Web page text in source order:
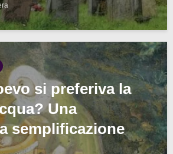
si preferiva la
Una
semplificazione